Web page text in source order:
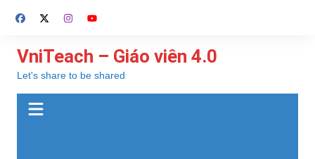
đến
dung
VniTeach – Giáo viên 4.0
Let's share to be shared